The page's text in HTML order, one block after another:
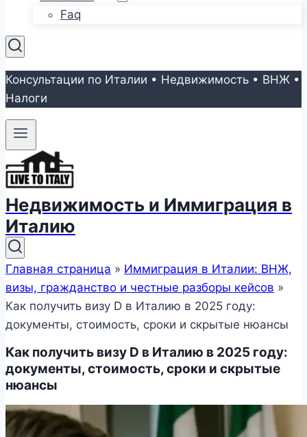
Faq
Консультации по Италии • Недвижимость • ВНЖ •
Налоги
Недвижимость и Иммиграция в
Италию
Главная страница » Иммиграция в Италии: ВНЖ,
визы, гражданство и честные разборы кейсов »
Как получить визу D в Италию в 2025 году:
документы, стоимость, сроки и скрытые нюансы
Как получить визу D в Италию в 2025 году:
документы, стоимость, сроки и скрытые
нюансы